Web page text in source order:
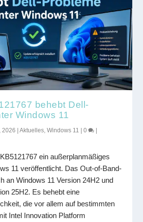
behebt Dell-
Windows 11
2026 |Aktuelles ,Windows 11 |0 |
ein außerplanmäßiges
11 veröffentlicht. Das Out-of-Band-
an Windows 11 Version 24H2 und
25H2. Es behebt eine
die vor allem auf bestimmten
Intel Innovation Platform